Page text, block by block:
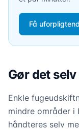
Få
Gør det
Enkle
mindre områder
håndteres selv